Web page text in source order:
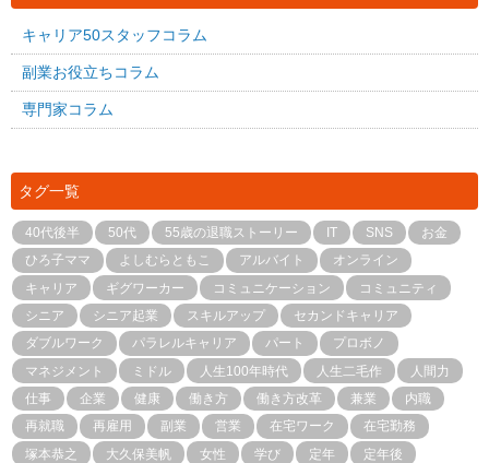
キャリア50スタッフコラム
副業お役立ちコラム
専門家コラム
タグ一覧
40代後半 50代 55歳の退職ストーリー IT SNS
お金
ひろ子ママ
よしむらともこ アルバイト
オンライン
キャリア
ギグワーカー コミュニケーション
コミュニティ
シニア
シニア起業 スキルアップ
セカンドキャリア
ダブルワーク
パラレルキャリア パート
プロボノ
マネジメント
ミドル 人生100年時代 人生二毛作
人間力
仕事
企業 健康 働き方 働き方改革 兼業
内職
再就職
再雇用 副業 営業 在宅ワーク
在宅勤務
塚本恭之
大久保美帆 女性 学び 定年
定年後